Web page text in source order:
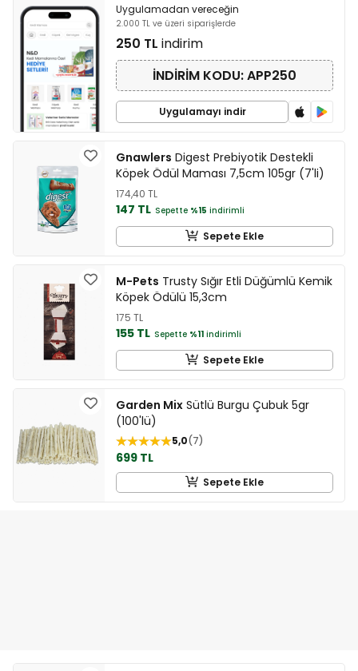
Uygulamadan vereceğin
2.000 TL ve üzeri siparişlerde
250 TL indirim
İNDİRİM KODU: APP250
Uygulamayı indir
Gnawlers Digest Prebiyotik Destekli
Köpek Ödül Maması 7,5cm 105gr (7'li)
174,40 TL
147 TL Sepette %15 indirimli
Sepete Ekle
M-Pets Trusty Sığır Etli Düğümlü Kemik
Köpek Ödülü 15,3cm
175 TL
155 TL Sepette %11 indirimli
Sepete Ekle
Garden Mix Sütlü Burgu Çubuk 5gr
(100'lü)
5,0 7
699 TL
Sepete Ekle